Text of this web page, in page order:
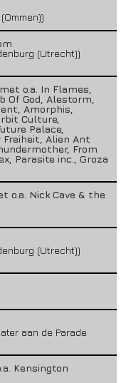
(Utrecht))
o.a. In Flames,
Of God, Alestorm,
Amorphis,
Culture,
Palace,
Freiheit, Alien Ant
From
Parasite inc., Groza
o.a. Nick Cave & the
(Utrecht))
aan de Parade
Kensington